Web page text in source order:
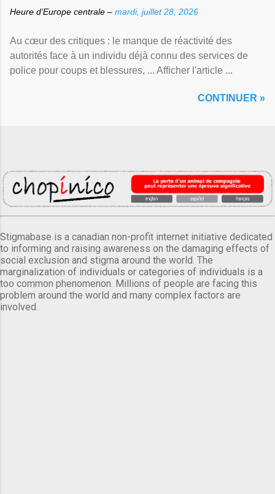
Heure d’Europe centrale – mardi, juillet 28, 2026
Au cœur des critiques : le manque de réactivité des
autorités face à un individu déjà connu des services de
police pour coups et blessures, ... Afficher l'article ...
CONTINUER »
Stigmabase is a canadian non-profit internet initiative dedicated
to informing and raising awareness on the damaging effects of
social exclusion and stigma around the world. The
marginalization of individuals or categories of individuals is a
too common phenomenon. Millions of people are facing this
problem around the world and many complex factors are
involved.